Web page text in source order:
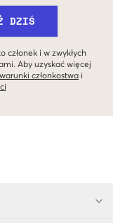
DZIŚ
członek i w zwykłych
Aby uzyskać więcej
warunki członkostwa i